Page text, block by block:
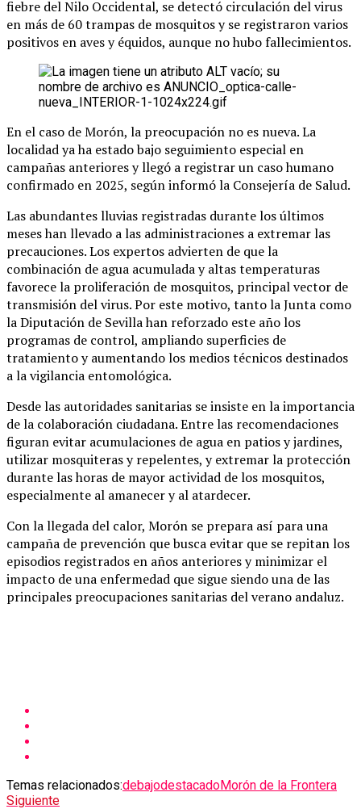
fiebre del Nilo Occidental, se detectó circulación del virus
en más de 60 trampas de mosquitos y se registraron varios
positivos en aves y équidos, aunque no hubo fallecimientos.
En el caso de Morón, la preocupación no es nueva. La
localidad ya ha estado bajo seguimiento especial en
campañas anteriores y llegó a registrar un caso humano
confirmado en 2025, según informó la Consejería de Salud.
Las abundantes lluvias registradas durante los últimos
meses han llevado a las administraciones a extremar las
precauciones. Los expertos advierten de que la
combinación de agua acumulada y altas temperaturas
favorece la proliferación de mosquitos, principal vector de
transmisión del virus. Por este motivo, tanto la Junta como
la Diputación de Sevilla han reforzado este año los
programas de control, ampliando superficies de
tratamiento y aumentando los medios técnicos destinados
a la vigilancia entomológica.
Desde las autoridades sanitarias se insiste en la importancia
de la colaboración ciudadana. Entre las recomendaciones
figuran evitar acumulaciones de agua en patios y jardines,
utilizar mosquiteras y repelentes, y extremar la protección
durante las horas de mayor actividad de los mosquitos,
especialmente al amanecer y al atardecer.
Con la llegada del calor, Morón se prepara así para una
campaña de prevención que busca evitar que se repitan los
episodios registrados en años anteriores y minimizar el
impacto de una enfermedad que sigue siendo una de las
principales preocupaciones sanitarias del verano andaluz.
Temas relacionados:debajodestacadoMorón de la Frontera
Siguiente